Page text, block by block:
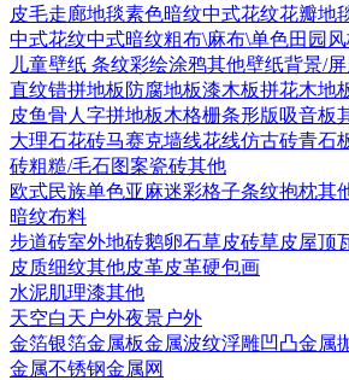
皮毛走廊地毯素色暗纹中式花纹花瓣地
中式花纹中式暗纹粗布\麻布\单色田园
儿童壁纸 条纹彩绘涂鸦其他壁纸背景/
直纹错拼地板 防腐地板漆木板拼花木地
皮鱼骨人字拼地板木格栅条形版吸音板
大理石花砖马赛克墙线花线仿古砖青石
砖粗糙/毛石图案瓷砖其他
欧式民族单色亚麻迷彩格子条纹抱枕其
暗纹布料
步道砖室外地砖鹅卵石草皮砖草皮屋顶
皮质细纹其他皮革皮革硬包画
水泥肌理漆其他
天空白天户外夜景户外
金箔银箔金属板金属波纹浮雕凹凸金属
金属不锈钢金属网